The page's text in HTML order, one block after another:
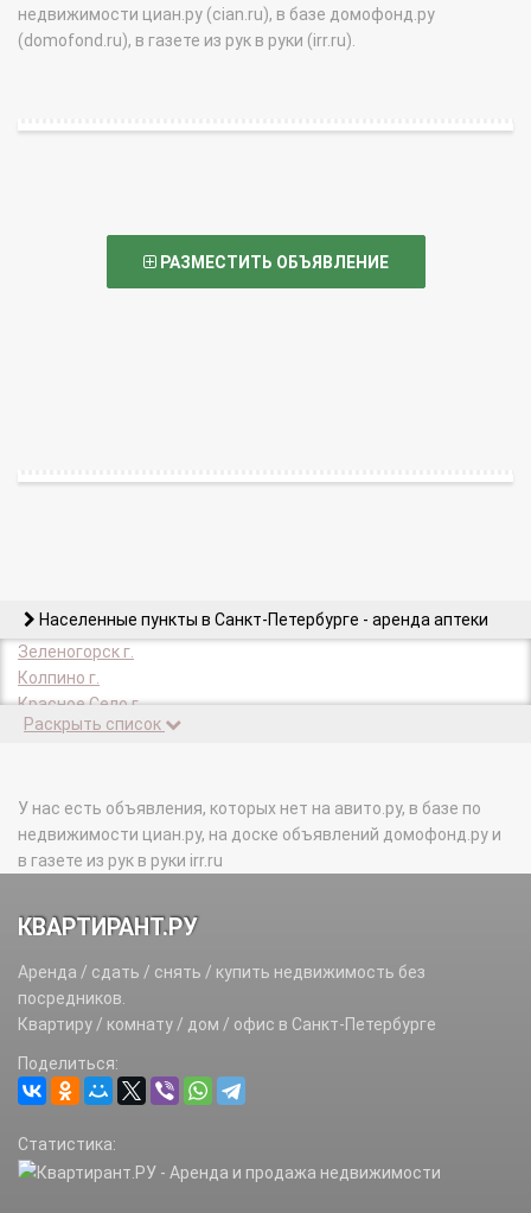
недвижимости циан.ру (cian.ru), в базе домофонд.ру
(domofond.ru), в газете из рук в руки (irr.ru).
РАЗМЕСТИТЬ ОБЪЯВЛЕНИЕ
Населенные пункты в Санкт-Петербурге - аренда аптеки
Зеленогорск г.
Колпино г.
Красное Село г.
Кронштадт г.
Петергоф г.
Пушкин г.
Сестрорецк г.
Раскрыть список
У нас есть объявления, которых нет на авито.ру, в базе по
недвижимости циан.ру, на доске объявлений домофонд.ру и
в газете из рук в руки irr.ru
КВАРТИРАНТ.РУ
Аренда / сдать / снять / купить недвижимость без
посредников.
Квартиру / комнату / дом / офис в Санкт-Петербурге
Поделиться:
Статистика: